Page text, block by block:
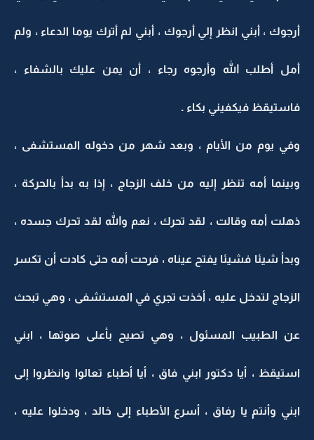
أرجوك ، أبني انظر إلي أرجوك ، أبني لم أترك يوما الدعاء ، ولم
أمل أطلب الله وأرجوه رجاء ، أن يمن عليك بالشفاء ،
فاستيقظ فيكفيني بكاء .
وفي يوم من الأيام ، وبعد شهر من دخوله المستشفى ،
وبينما أمه تنظر إليه من خلف الزجاج ، إذا به بدأ بالحركة ،
ذهلت أمه وقالت ، لقد تحرك ، نعم والله لقد تحرك جسده ،
وبدأ شيئا فشيئا يفتح عيناه ، فرحت أمه حتى كادت أن تكسر
الزجاج لتدخل عليه ، أخذت تجري في المستشفى ، وهي تبحث
عن الطبيب المسئول ، وهي تصيح بأعلى صوتها ، ابني
استيقظ ، أيا دكتور ابني فاق ، أيا أطباء تعالوا وانظروا إلى
ابني وأنتم يا رفاق ، أسرع الأطباء إلى خالد ، ودخلوا عليه ،